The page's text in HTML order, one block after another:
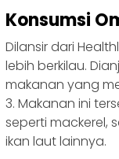
Konsumsi
Dilansir dari
lebih berkilau.
makanan yang
3. Makanan ini
seperti mackerel,
ikan laut lainnya.